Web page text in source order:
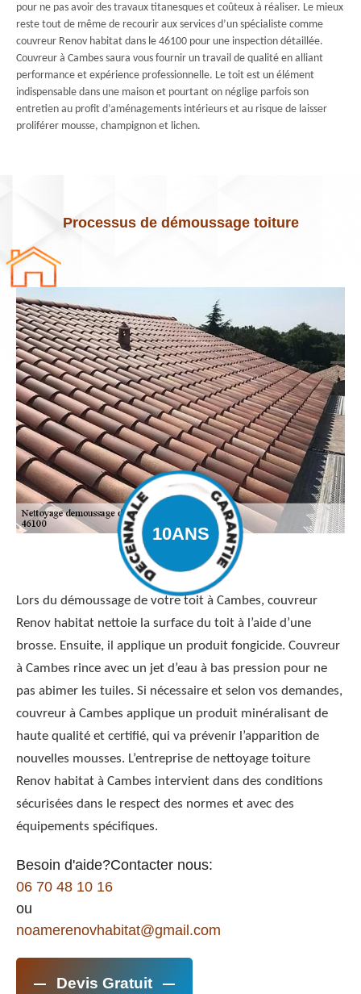
pour ne pas avoir des travaux titanesques et coûteux à réaliser. Le mieux
reste tout de même de recourir aux services d’un spécialiste comme
couvreur Renov habitat dans le 46100 pour une inspection détaillée.
Couvreur à Cambes saura vous fournir un travail de qualité en alliant
performance et expérience professionnelle. Le toit est un élément
indispensable dans une maison et pourtant on néglige parfois son
entretien au profit d’aménagements intérieurs et au risque de laisser
proliférer mousse, champignon et lichen.
Processus de démoussage toiture
Lors du démoussage de votre toit à Cambes, couvreur
Renov habitat nettoie la surface du toit à l’aide d’une
brosse. Ensuite, il applique un produit fongicide. Couvreur
à Cambes rince avec un jet d’eau à bas pression pour ne
pas abimer les tuiles. Si nécessaire et selon vos demandes,
couvreur à Cambes applique un produit minéralisant de
haute qualité et certifié, qui va prévenir l’apparition de
nouvelles mousses. L’entreprise de nettoyage toiture
Renov habitat à Cambes intervient dans des conditions
sécurisées dans le respect des normes et avec des
équipements spécifiques.
Besoin d'aide?Contacter nous:
06 70 48 10 16
ou
noamerenovhabitat@gmail.com
Devis Gratuit